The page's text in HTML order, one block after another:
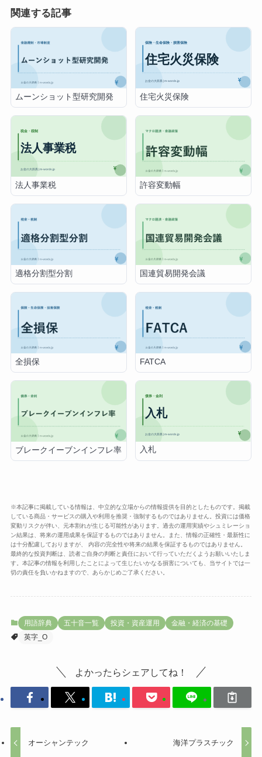
関連する記事
ムーンショット型研究開発 住宅火災保険
法人事業税 許容変動幅
適格分割型分割 国連貿易開発会議
全損保 FATCA
ブレークイーブンインフレ率 入札
※本記事に掲載している情報は、中立的な立場からの情報提供を目的としたものです。掲載
している商品・サービスの購入や利用を推奨・強制するものではありません。投資には価格
変動リスクが伴い、元本割れが生じる可能性があります。過去の運用実績やシュミレーショ
ン結果は、将来の運用成果を保証するものではありません。また、情報の正確性・最新性に
は十分配慮しておりますが、 内容の完全性や将来の結果を保証するものではありません。
最終的な投資判断は、読者ご自身の判断と責任において行っていただくようお願いいたしま
す。本記事の情報を利用したことによって生じたいかなる損害についても、当サイトでは一
切の責任を負いかねますので、あらかじめご了承ください。
用語辞典 五十音一覧 投資・資産運用
金融・経済の基礎
英字_O
よかったらシェアしてね！
オーシャンテック 海洋プラスチック